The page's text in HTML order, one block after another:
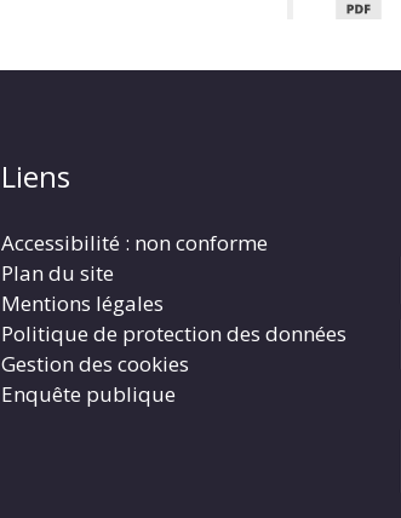
Liens
Accessibilité : non conforme
Plan du site
Mentions légales
Politique de protection des données
Gestion des cookies
Enquête publique